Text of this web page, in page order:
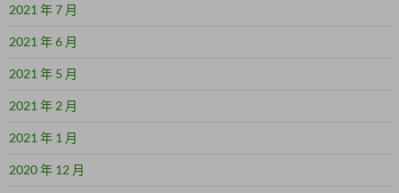
2021 年 7 月
2021 年 6 月
2021 年 5 月
2021 年 2 月
2021 年 1 月
2020 年 12 月